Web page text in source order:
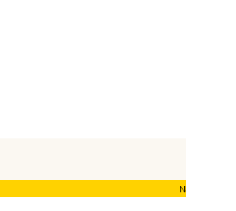
Nästa nyhet